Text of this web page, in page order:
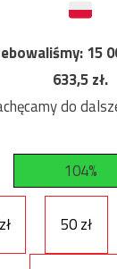
15
633,5zł.
do
104%
50 zł